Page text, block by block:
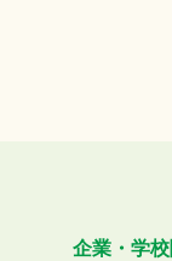
企業・学